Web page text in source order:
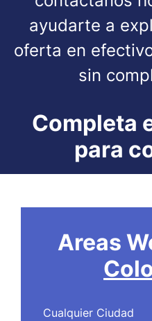
ayudarte a
oferta en
sin
Completa
para
Areas
Cualquier Ciudad